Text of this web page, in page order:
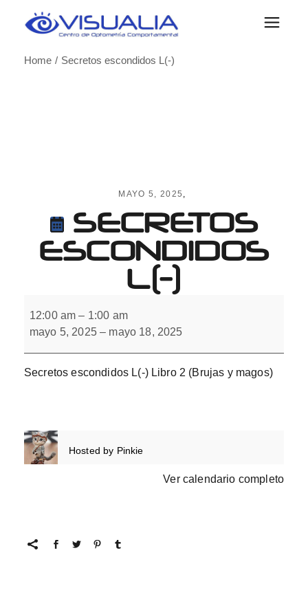
Home
Secretos escondidos L(-)
MAYO 5, 2025
SECRETOS
ESCONDIDOS
L(-)
escondidos
L(-)
12:00 am – 1:00 am
mayo 5, 2025 – mayo 18, 2025
Secretos escondidos L(-) Libro 2 (Brujas y magos)
Hosted by Pinkie
Ver calendario completo